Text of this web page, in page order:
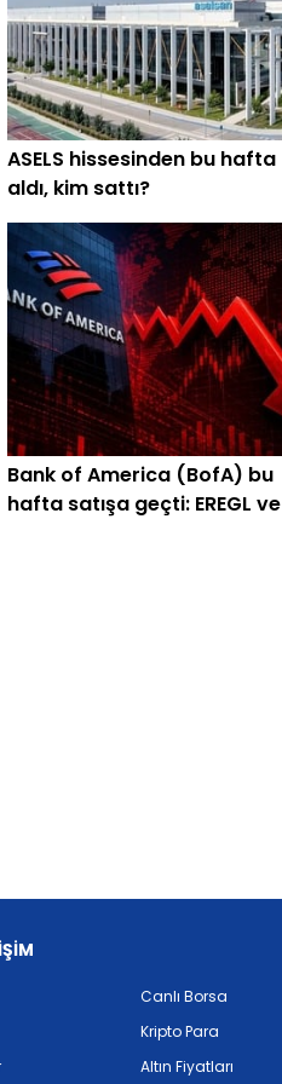
ASELS hissesinden bu
aldı, kim sattı?
Bank of America (BofA) bu
hafta satışa geçti: EREGL ve
Canlı Borsa
Kripto Para
Altın Fiyatları